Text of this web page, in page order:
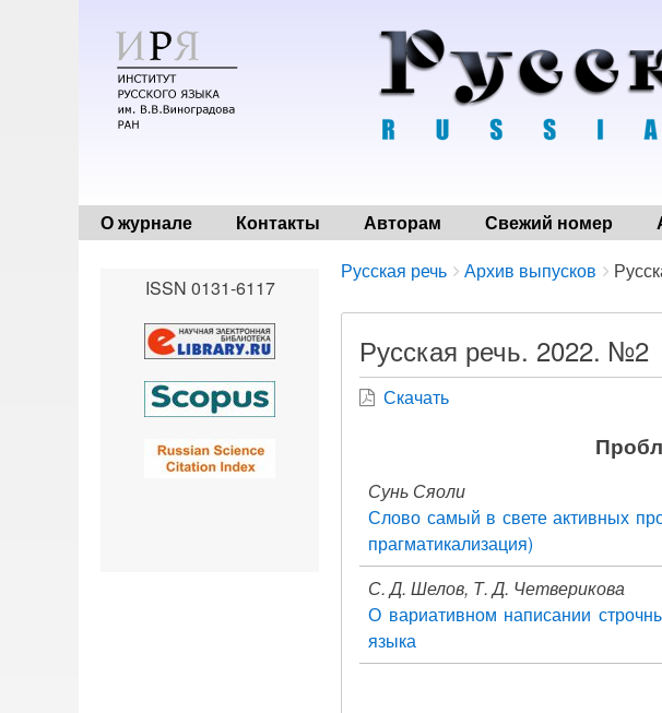
О журнале Контакты Авторам Свежий номер
Breadcrumbs
You
here:
Русская речь Архив выпусков
Русская речь. 2022. №2
Скачать
Сунь Сяоли
Слово самый в свете активных
прагматикализация)
С. Д. Шелов, Т. Д. Четверикова
О вариативном написании
языка
ISSN 0131-6117